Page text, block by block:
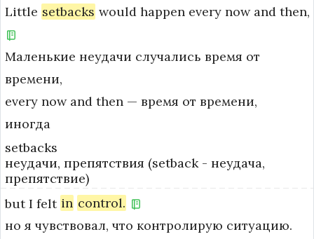
Little setbacks would happen every now and then,
Маленькие неудачи случались время от
времени,
every now and then — время от времени,
иногда
setbacks
неудачи, препятствия (setback - неудача,
препятствие)
but I felt in control.
но я чувствовал, что контролирую ситуацию.